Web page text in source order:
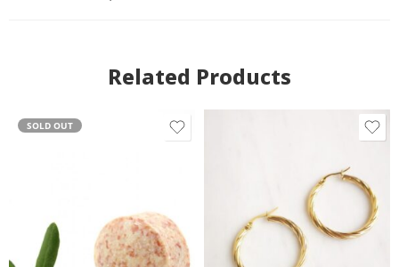
Related Products
SOLD OUT